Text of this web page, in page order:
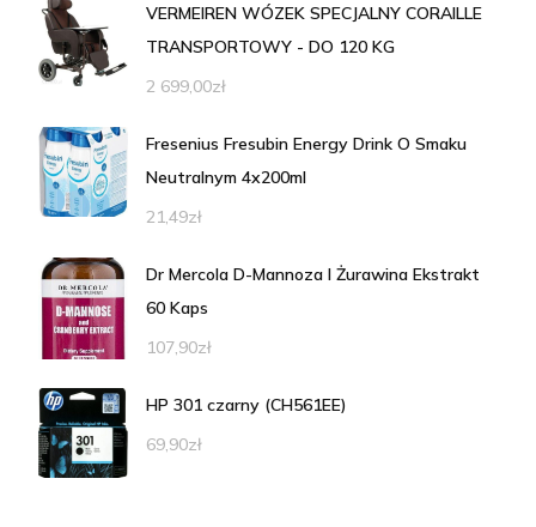
VERMEIREN WÓZEK SPECJALNY CORAILLE
TRANSPORTOWY - DO 120 KG
2 699,00zł
Fresenius Fresubin Energy Drink O Smaku
Neutralnym 4x200ml
21,49zł
Dr Mercola D-Mannoza I Żurawina Ekstrakt
60 Kaps
107,90zł
HP 301 czarny (CH561EE)
69,90zł